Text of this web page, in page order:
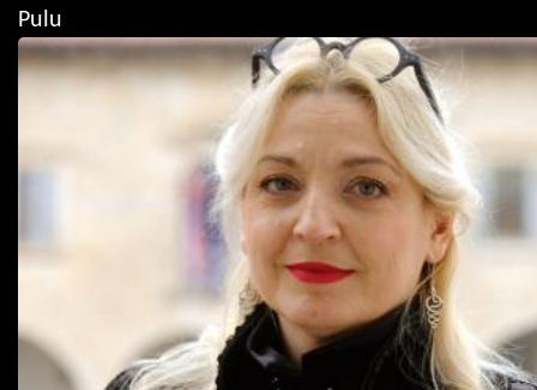
Pulu